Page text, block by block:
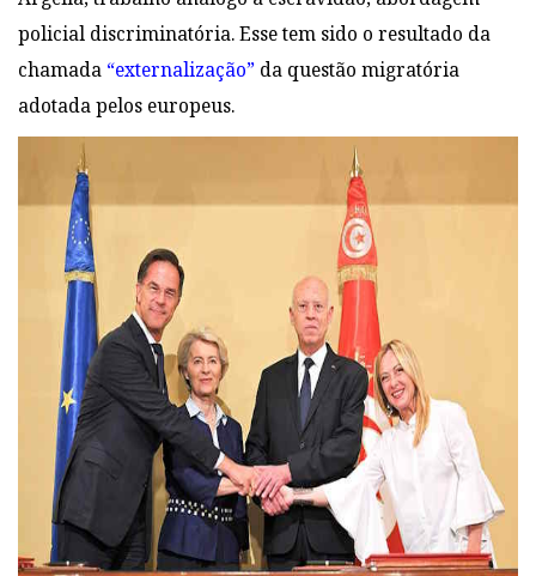
policial discriminatória. Esse tem sido o resultado da
chamada “externalização” da questão migratória
adotada pelos europeus.